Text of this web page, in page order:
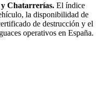
y Chatarrerías. El índice
la disponibilidad de
de destrucción y el
operativos en España.